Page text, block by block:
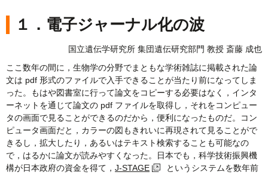
利用規約
１．電子ジャーナル化の波
国立遺伝学研究所 集団遺伝研究部門 教授 斎藤 成也
ここ数年の間に，生物学の分野でまともな学術雑誌に掲載された論
文は pdf 形式のファイルで入手できることが当たり前になってしま
った。もはや図書室に行って論文をコピーする必要はなく，インタ
ーネットを通じて論文の pdf ファイルを取得し，それをコンピュー
タの画面で見ることができるのだから，便利になったものだ。コン
ピュータ画面だと，カラーの図もきれいに再現されて見ることがで
きるし，拡大したり，あるいはテキスト検索することも可能なの
で，はるかに論文が読みやすくなった。日本でも，科学技術振興機
構が日本政府の資金を得て， J-STAGE
というシステムを数年前